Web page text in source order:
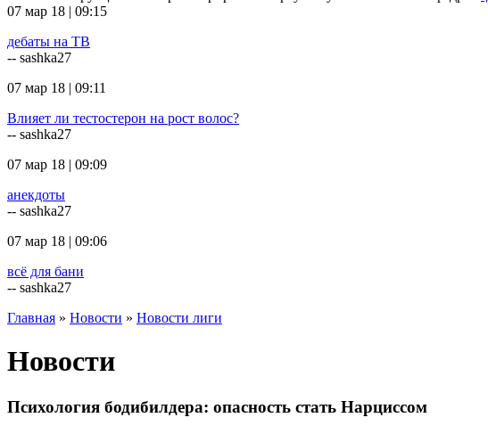
07 мар 18 | 09:15
дебаты на ТВ
-- sashka27
07 мар 18 | 09:11
Влияет ли тестостерон на рост волос?
-- sashka27
07 мар 18 | 09:09
анекдоты
-- sashka27
07 мар 18 | 09:06
всё для бани
-- sashka27
Главная » Новости » Новости лиги
Новости
Психология бодибилдера: опасность стать Нарциссом